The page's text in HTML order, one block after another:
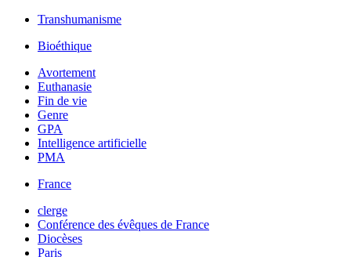
Transhumanisme
Bioéthique
Avortement
Euthanasie
Fin de vie
Genre
GPA
Intelligence artificielle
PMA
France
clerge
Conférence des évêques de France
Diocèses
Paris